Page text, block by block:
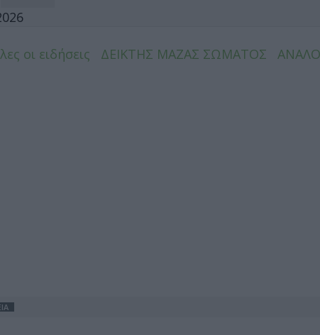
οι ειδήσεις ΔΕΙΚΤΗΣ ΜΑΖΑΣ ΣΩΜΑΤΟΣ